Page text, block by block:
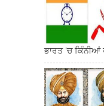
ਭਾਰਤ 'ਚ ਕਿੰਨੀਆਂ